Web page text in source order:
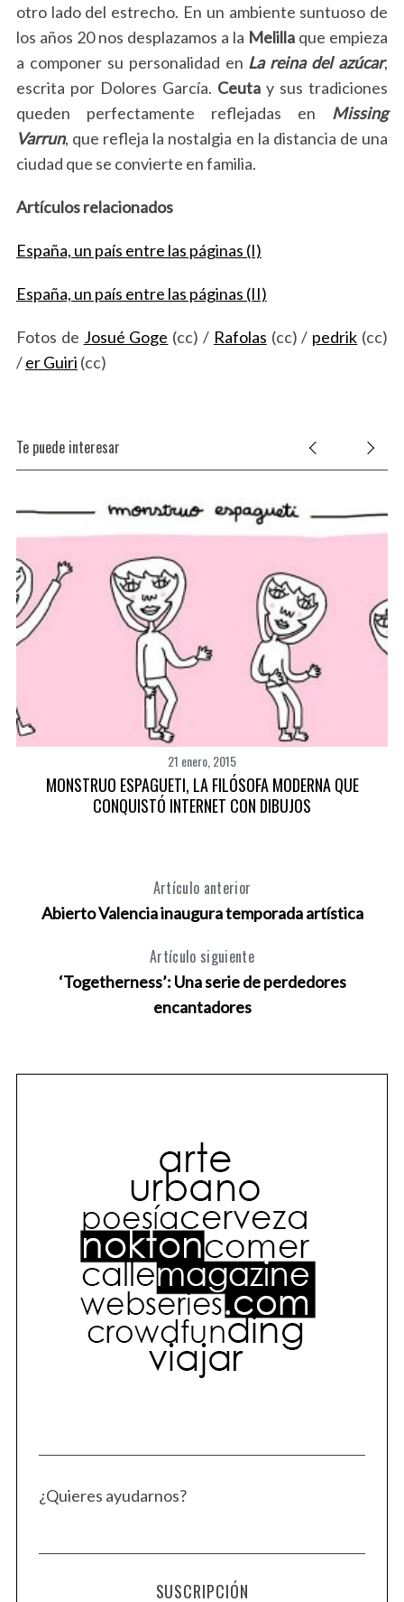
otro lado del estrecho. En un ambiente suntuoso de
los años 20 nos desplazamos a la Melilla que empieza
a componer su personalidad en La reina del azúcar,
escrita por Dolores García. Ceuta y sus tradiciones
queden perfectamente reflejadas en Missing
Varrun, que refleja la nostalgia en la distancia de una
ciudad que se convierte en familia.
Artículos relacionados
España, un país entre las páginas (I)
España, un país entre las páginas (II)
Fotos de Josué Goge (cc) / Rafolas (cc) / pedrik (cc)
/er Guiri (cc)
Te puede interesar
21 enero, 2015
MONSTRUO ESPAGUETI, LA FILÓSOFA MODERNA QUE
CONQUISTÓ INTERNET CON DIBUJOS
Artículo anterior
Abierto Valencia inaugura temporada artística
Artículo siguiente
‘Togetherness’: Una serie de perdedores
encantadores
¿Quieres ayudarnos?
SUSCRIPCIÓN